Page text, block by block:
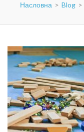
Насловна > Blog >